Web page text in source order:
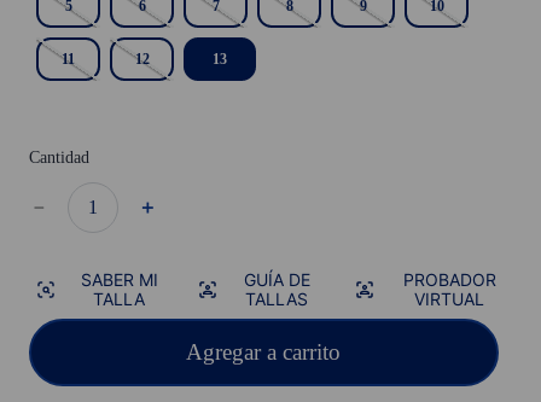
5 6 7 8 9 10
11 12 13
Cantidad
＋
－
SABER MI
TALLA
GUÍA DE
TALLAS
PROBADOR
VIRTUAL
Agregar a carrito